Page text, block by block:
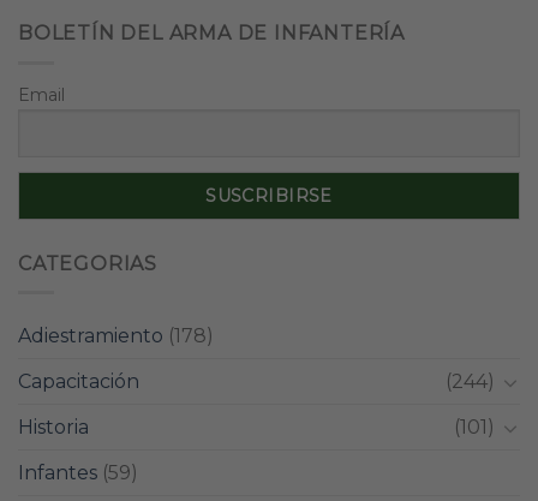
BOLETÍN DEL ARMA DE INFANTERÍA
Email
CATEGORIAS
Adiestramiento (178)
Capacitación
(244)
Historia
(101)
Infantes (59)